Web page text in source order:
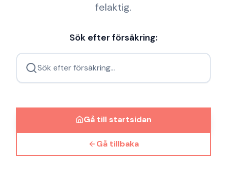
felaktig.
Sök efter försäkring:
Sök efter försäkring...
Gå till startsidan
Gå tillbaka